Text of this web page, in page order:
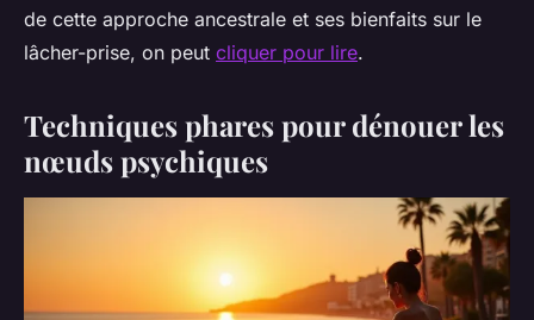
de cette approche ancestrale et ses bienfaits sur le
lâcher-prise, on peut cliquer pour lire.
Techniques phares pour dénouer les
nœuds psychiques